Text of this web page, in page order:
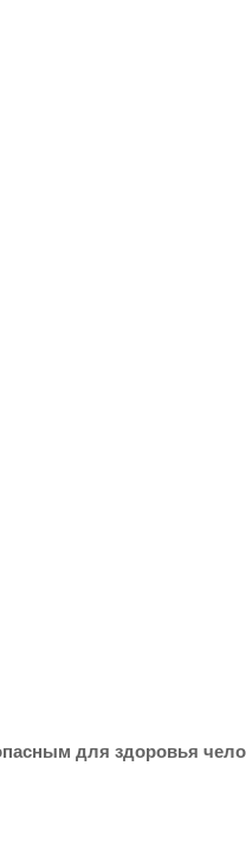
для здоровья